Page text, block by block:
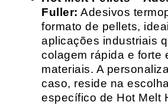
Fuller: Adesivos
formato de pellets,
aplicações industriais
colagem rápida e forte
materiais. A
caso, reside na
específico de Hot Melt